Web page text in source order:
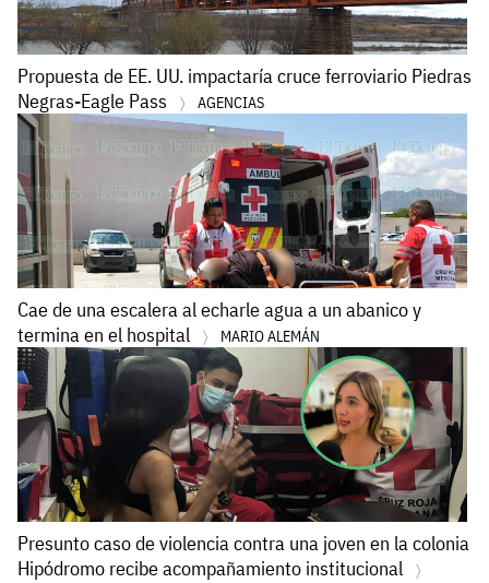
Propuesta de EE. UU. impactaría cruce ferroviario Piedras
Negras-Eagle Pass
AGENCIAS
Cae de una escalera al echarle agua a un abanico y
termina en el hospital
MARIO ALEMÁN
Presunto caso de violencia contra una joven en la colonia
Hipódromo recibe acompañamiento institucional